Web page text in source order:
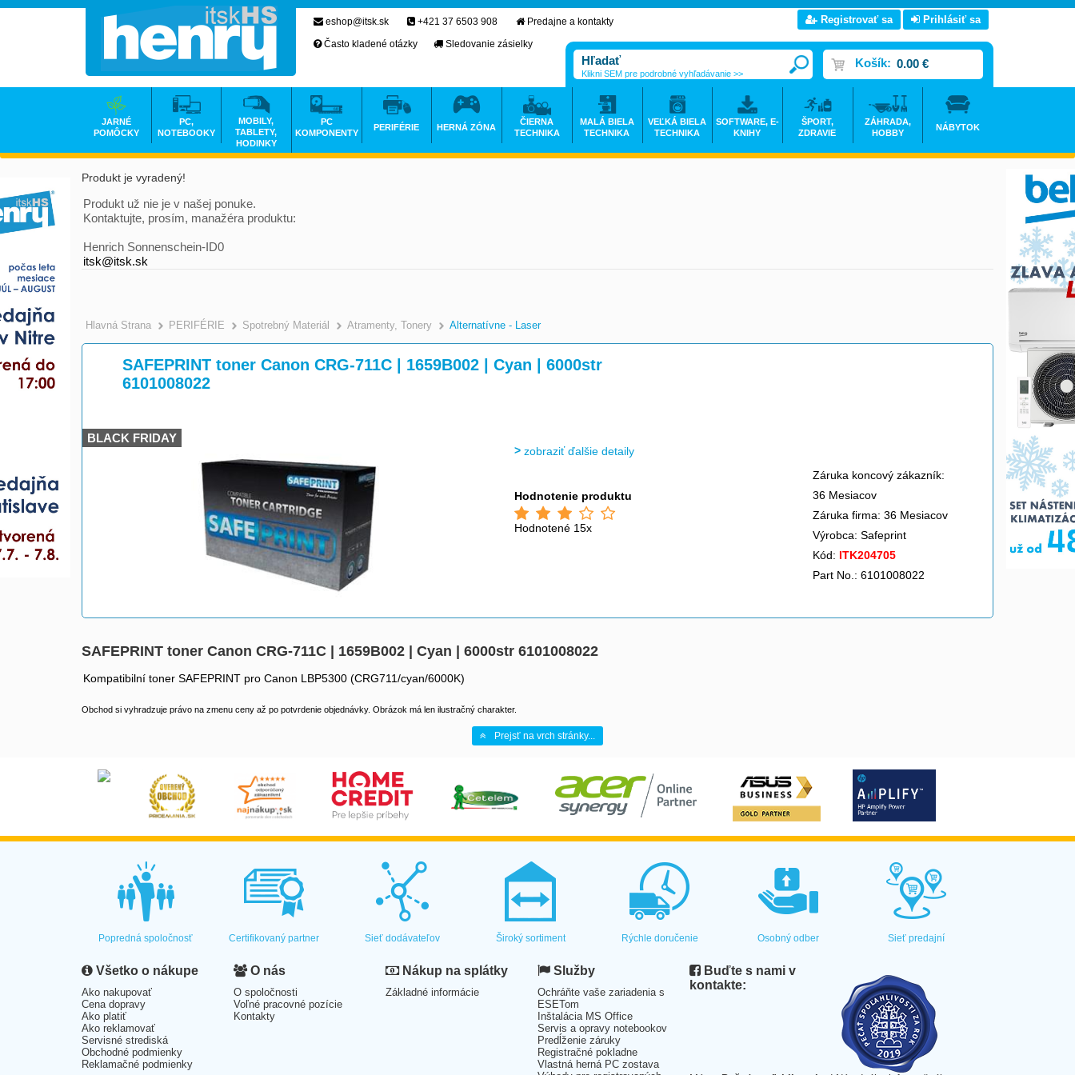
Produkt je vyradený!
Produkt už nie je v našej ponuke.
Kontaktujte, prosím, manažéra produktu:
Henrich Sonnenschein-ID0
itsk@itsk.sk
Hlavná Strana >
PERIFÉRIE >
Spotrebný Materiál >
Atramenty, Tonery >
Alternatívne - Laser
SAFEPRINT toner Canon CRG-711C | 1659B002 | Cyan | 6000str
6101008022
BLACK FRIDAY
zobraziť ďalšie detaily
Hodnotenie produktu
Hodnotené 15x
Záruka koncový zákazník:
36 Mesiacov
Záruka firma: 36 Mesiacov
Výrobca: Safeprint
Kód: ITK204705
Part No.: 6101008022
SAFEPRINT toner Canon CRG-711C | 1659B002 | Cyan | 6000str 6101008022
Kompatibilní toner SAFEPRINT pro Canon LBP5300 (CRG711/cyan/6000K)
Obchod si vyhradzuje právo na zmenu ceny až po potvrdenie objednávky. Obrázok má len ilustračný charakter.
Prejsť na vrch stránky...
eshop@itsk.sk +421 37 6503 908
Predajne a kontakty
Často kladené otázky
Sledovanie zásielky
Registrovať sa Prihlásiť sa
Košík: 0.00 €
Klikni SEM pre podrobné vyhľadávanie >>
JARNÉ
POMÔCKY
PC,
NOTEBOOKY
MOBILY,
TABLETY,
HODINKY
PC
KOMPONENTY
PERIFÉRIE HERNÁ ZÓNA
ČIERNA
TECHNIKA
MALÁ BIELA
TECHNIKA
VEĽKÁ BIELA
TECHNIKA
SOFTWARE, E-
KNIHY
ŠPORT,
ZDRAVIE
ZÁHRADA,
HOBBY
NÁBYTOK
Popredná spoločnosť Certifikovaný partner Sieť dodávateľov Široký sortiment Rýchle doručenie Osobný odber Sieť predajní
Všetko o nákupe
Ako nakupovať
Cena dopravy
Ako platiť
Ako reklamovať
Servisné strediská
Obchodné podmienky
Reklamačné podmienky
O nás
O spoločnosti
Voľné pracovné pozície
Kontakty
Nákup na splátky
Základné informácie
Služby
Ochráňte vaše zariadenia s
ESETom
Inštalácia MS Office
Servis a opravy notebookov
Predĺženie záruky
Registračné pokladne
Vlastná herná PC zostava
Buďte s nami v
kontakte: